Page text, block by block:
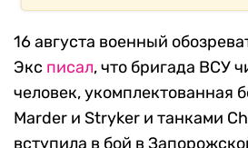
16 августа военный
Экс писал, что бригада ВСУ
человек, укомплектованная
Marder и Stryker и танками
вступила в бой в